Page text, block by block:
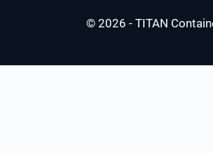
© 2026 - TITAN